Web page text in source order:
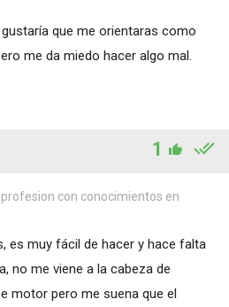
que me orientaras como
me da miedo hacer algo mal.
1
con conocimientos en
es muy fácil de hacer y hace falta
no me viene a la cabeza de
motor pero me suena que el